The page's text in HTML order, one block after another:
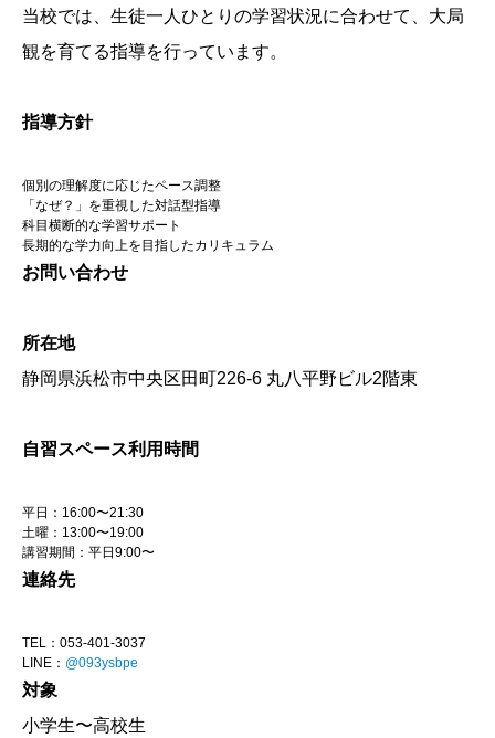
当校では、生徒一人ひとりの学習状況に合わせて、大局
観を育てる指導を行っています。
指導方針
個別の理解度に応じたペース調整
「なぜ？」を重視した対話型指導
科目横断的な学習サポート
長期的な学力向上を目指したカリキュラム
お問い合わせ
所在地
静岡県浜松市中央区田町226-6 丸八平野ビル2階東
自習スペース利用時間
平日：16:00〜21:30
土曜：13:00〜19:00
講習期間：平日9:00〜
連絡先
TEL：053-401-3037
LINE： @093ysbpe
対象
小学生〜高校生